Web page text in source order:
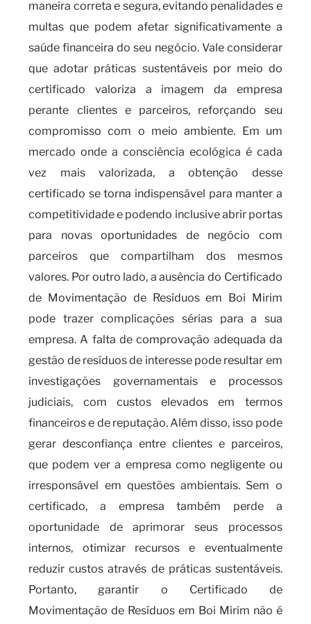
maneira correta e segura, evitando penalidades e
multas que podem afetar significativamente a
saúde financeira do seu negócio. Vale considerar
que adotar práticas sustentáveis por meio do
certificado valoriza a imagem da empresa
perante clientes e parceiros, reforçando seu
compromisso com o meio ambiente. Em um
mercado onde a consciência ecológica é cada
vez mais valorizada, a obtenção desse
certificado se torna indispensável para manter a
competitividade e podendo inclusive abrir portas
para novas oportunidades de negócio com
parceiros que compartilham dos mesmos
valores. Por outro lado, a ausência do Certificado
de Movimentação de Resíduos em Boi Mirim
pode trazer complicações sérias para a sua
empresa. A falta de comprovação adequada da
gestão de resíduos de interesse pode resultar em
investigações governamentais e processos
judiciais, com custos elevados em termos
financeiros e de reputação. Além disso, isso pode
gerar desconfiança entre clientes e parceiros,
que podem ver a empresa como negligente ou
irresponsável em questões ambientais. Sem o
certificado, a empresa também perde a
oportunidade de aprimorar seus processos
internos, otimizar recursos e eventualmente
reduzir custos através de práticas sustentáveis.
Portanto, garantir o Certificado de
Movimentação de Resíduos em Boi Mirim não é